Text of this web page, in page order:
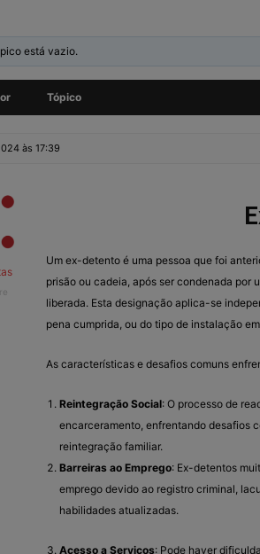
está vazio.
Tópico
às 17:39
Um ex-detento é uma pessoa que foi
prisão ou cadeia, após ser condenada por
liberada. Esta designação aplica-se
pena cumprida, ou do tipo de instalação
As características e desafios comuns
Reintegração Social: O processo de
encarceramento, enfrentando desafios
reintegração familiar.
Barreiras ao Emprego: Ex-detentos
emprego devido ao registro criminal,
habilidades atualizadas.
Acesso a Serviços: Pode haver